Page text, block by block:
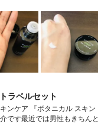
ラベルセット
ンケア 『ボタニカル スキン
です最近では男性もきちんと